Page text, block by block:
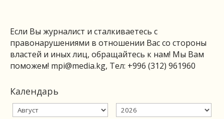
Если Вы журналист и сталкиваетесь с
правонарушениями в отношении Вас со стороны
властей и иных лиц, обращайтесь к нам! Мы Вам
поможем! mpi@media.kg, Тел: +996 (312) 961960
Календарь